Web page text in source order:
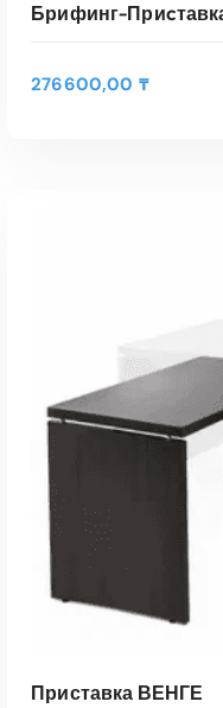
Брифинг-
276600,00 ₸
Приставка ВЕНГЕ